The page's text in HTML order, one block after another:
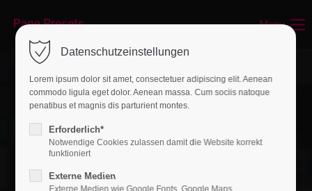
Menu
Datenschutzeinstellungen
Lorem ipsum dolor sit amet, consectetuer adipiscing elit. Aenean
commodo ligula eget dolor. Aenean massa. Cum sociis natoque
penatibus et magnis dis parturient montes.
Erforderlich*
Notwendige Cookies zulassen damit die Website korrekt
funktioniert
Externe Medien
Externe Medien wie Google Fonts, Google Maps,